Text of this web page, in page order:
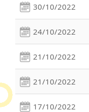
30/10/2022
24/10/2022
21/10/2022
21/10/2022
17/10/2022